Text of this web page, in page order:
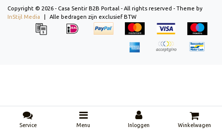
Copyright © 2026 - Casa Sentir B2B Portaal - All rights reserved - Theme by
InStijl Media
Alle bedragen zijn exclusief BTW
Service Menu Inloggen Winkelwagen